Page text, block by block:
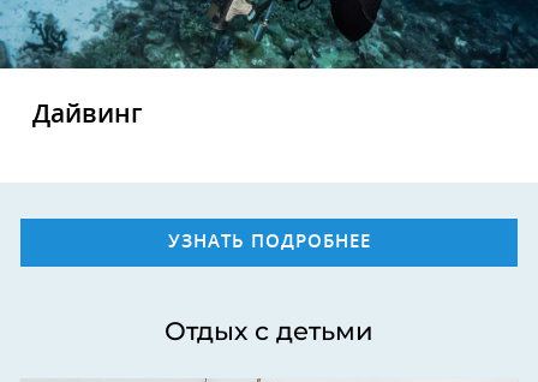
Дайвинг
УЗНАТЬ ПОДРОБНЕЕ
Отдых с детьми